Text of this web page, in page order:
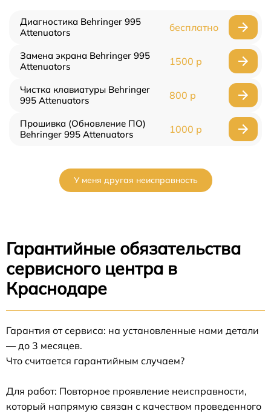
Диагностика Behringer 995
Attenuators
бесплатно
Замена экрана Behringer 995
Attenuators
1500 р
Чистка клавиатуры Behringer
995 Attenuators
800 р
Прошивка (Обновление ПО)
Behringer 995 Attenuators
1000 р
У меня другая неисправность
Гарантийные обязательства
сервисного центра в
Краснодаре
Гарантия от сервиса: на установленные нами детали
— до 3 месяцев.
Что считается гарантийным случаем?
Для работ: Повторное проявление неисправности,
который напрямую связан с качеством проведенного